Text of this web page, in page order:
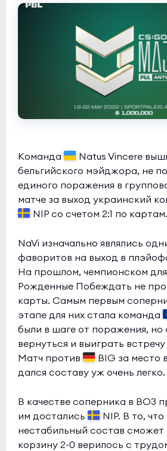
Rune Eaters
NODWIN Clutch Series 10 (bo3)
INOX Division
Команда
Natus Vincere
бельгийского мэйджора, не
единого поражения в
матче за выход украинский
NIP со счетом 2:1 по картам.
NaVi изначально являлись
фаворитов на выход в
На прошлом, чемпионском
Рожденные Побеждать не
карты. Самым первым
этапе для них стала команда
были в шаге от поражения, но
вернуться и выиграть
Матч против
BIG за место
дался составу уж очень легко.
В качестве соперника в BO3
им достались
NIP. В то,
нестабильный состав сможет
корзину 2-0 верилось с